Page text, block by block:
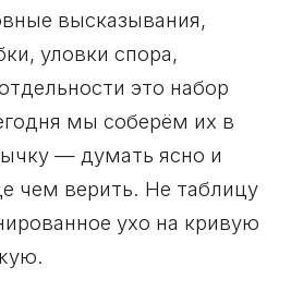
высказывания,
уловки спора,
это набор
мы соберём их в
— думать ясно и
чем верить. Не таблицу
ухо на кривую